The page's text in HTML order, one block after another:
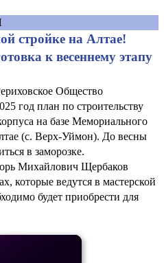
стройке на Алтае!
к весеннему этапу
Общество
год план по строительству
на базе Мемориального
(с. Верх-Уймон). До весны
в заморозке.
Михайлович Щербаков
которые ведутся в мастерской
будет приобрести для